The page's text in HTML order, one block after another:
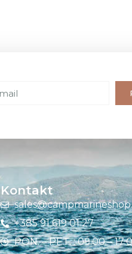
Kontakt
+385 91 619 01 27
PON. – PET. : 09:00 –